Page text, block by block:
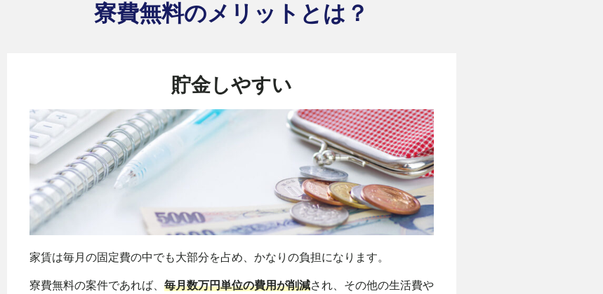
寮費無料のメリットとは？
貯金しやすい
家賃は毎月の固定費の中でも大部分を占め、かなりの負担になります。
寮費無料の案件であれば、 毎月数万円単位の費用が削減され、その他の生活費や